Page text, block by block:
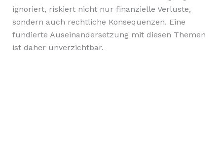
ignoriert, riskiert nicht nur finanzielle Verluste,
sondern auch rechtliche Konsequenzen. Eine
fundierte Auseinandersetzung mit diesen Themen
ist daher unverzichtbar.